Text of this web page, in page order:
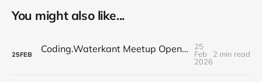
You might also like...
25FEB Coding.Waterkant Meetup OpenClaw // Job @opencampus
25
Feb
2026
2 min read